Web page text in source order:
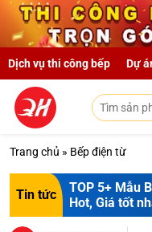
Skip to main content
Dịch vụ thi công bếp Dự
Trang chủ » Bếp điện từ
Tin tức
TOP 5+ Mẫu
Hot, Giá tốt